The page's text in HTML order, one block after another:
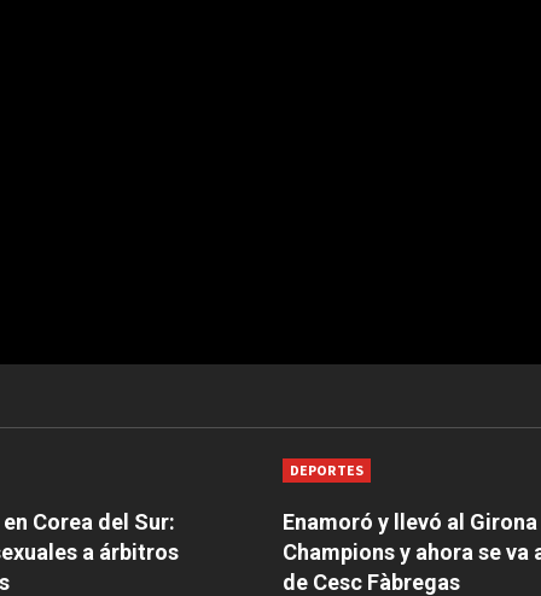
Corea del Sur:
a árbitros
DEPORTES
Enamoró y llevó al Girona
Champions y ahora se va
de Cesc Fàbregas